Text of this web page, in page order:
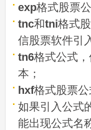
exp格式股票
tnc和tni格式
信股票软件引
tn6格式公式
本；
hxf格式股票
如果引入公式
能出现公式名